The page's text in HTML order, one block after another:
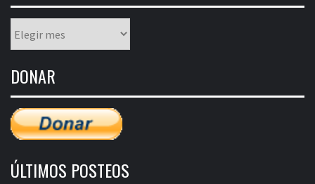
mensual
entradas
DONAR
ÚLTIMOS POSTEOS